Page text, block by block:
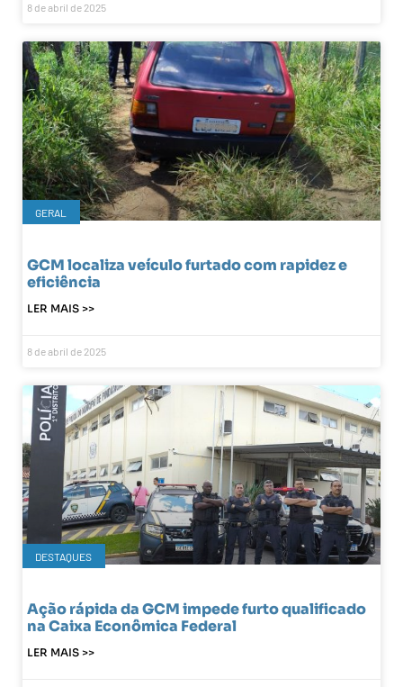
8 de abril de 2025
GERAL
GCM localiza veículo furtado com rapidez e
eficiência
LER MAIS >>
8 de abril de 2025
DESTAQUES
Ação rápida da GCM impede furto qualificado
na Caixa Econômica Federal
LER MAIS >>